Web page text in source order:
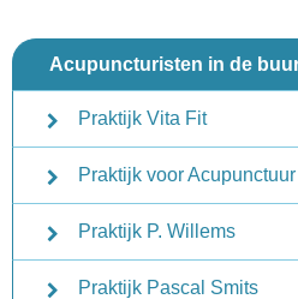
Acupuncturisten in de
Praktijk Vita Fit
Praktijk voor
Praktijk P. Willems
Praktijk Pascal Smits